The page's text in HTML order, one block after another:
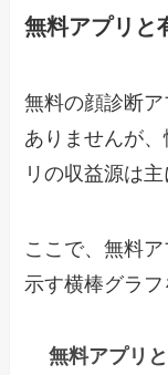
無料アプリと
無料の顔診断
ありませんが
リの収益源は
ここで、無料
示す横棒グラフ